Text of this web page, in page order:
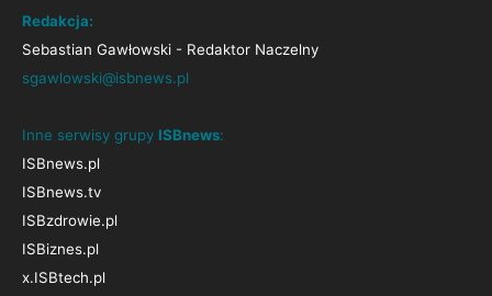
Redakcja:
Sebastian Gawłowski - Redaktor Naczelny
sgawlowski@isbnews.pl
Inne serwisy grupy ISBnews:
ISBnews.pl
ISBnews.tv
ISBzdrowie.pl
ISBiznes.pl
x.ISBtech.pl